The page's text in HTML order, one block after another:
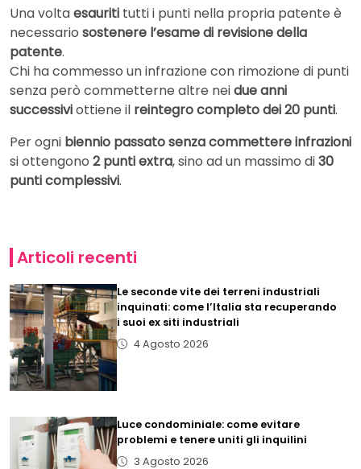
Una voltaesauriti tutti i punti nella propria patente è
necessario sostenere l’esame di revisione della
patente.
Chi ha commesso un infrazione con rimozione di punti
senza però commetterne altre neidue anni
successiviottiene il reintegro completo dei 20 punti.
Per ogni biennio passato senza commettere infrazioni
si ottengono 2 punti extra, sino ad un massimo di30
punti complessivi.
Articoli recenti
Le seconde vite dei terreni industriali
inquinati: come l’Italia sta recuperando
i suoi ex siti industriali
4 Agosto 2026
Luce condominiale: come evitare
problemi e tenere uniti gli inquilini
3 Agosto 2026